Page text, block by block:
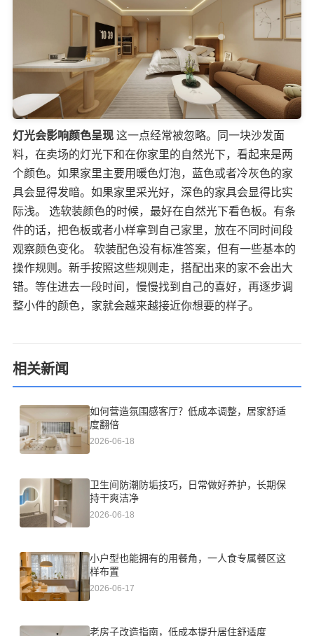
灯光会影响颜色呈现 这一点经常被忽略。同一块沙发面
料，在卖场的灯光下和在你家里的自然光下，看起来是两
个颜色。如果家里主要用暖色灯泡，蓝色或者冷灰色的家
具会显得发暗。如果家里采光好，深色的家具会显得比实
际浅。 选软装颜色的时候，最好在自然光下看色板。有条
件的话，把色板或者小样拿到自己家里，放在不同时间段
观察颜色变化。 软装配色没有标准答案，但有一些基本的
操作规则。新手按照这些规则走，搭配出来的家不会出大
错。等住进去一段时间，慢慢找到自己的喜好，再逐步调
整小件的颜色，家就会越来越接近你想要的样子。
相关新闻
如何营造氛围感客厅？低成本调整，居家舒适
度翻倍
2026-06-18
卫生间防潮防垢技巧，日常做好养护，长期保
持干爽洁净
2026-06-18
小户型也能拥有的用餐角，一人食专属餐区这
样布置
2026-06-17
老房子改造指南，低成本提升居住舒适度